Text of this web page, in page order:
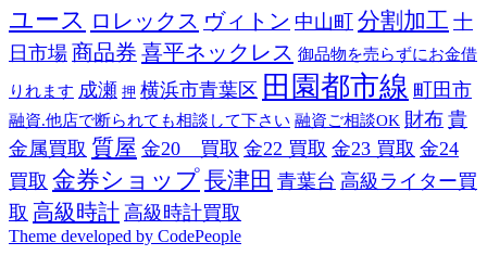
ユース ロレックス ヴィトン 中山町 分割加工 十
日市場 商品券 喜平ネックレス 御品物を売らずにお金借
りれます 成瀬 押 横浜市青葉区 田園都市線 町田市
融資.他店で断られても相談して下さい 融資ご相談OK 財布 貴
金属買取 質屋 金20 買取 金22 買取 金23 買取 金24
買取 金券ショップ長津田 青葉台 高級ライター買
取 高級時計 高級時計買取
Theme developed by CodePeople